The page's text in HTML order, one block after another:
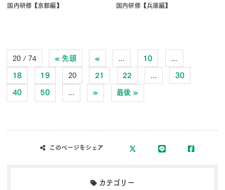
国内研修【京都編】
国内研修【兵庫編】
20 / 74 « 先頭 « 10
18 19 20 21 22 ... 30
40 50 ... » 最後 »
このページをシェア
カテゴリー